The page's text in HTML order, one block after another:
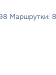
Маршрутки: